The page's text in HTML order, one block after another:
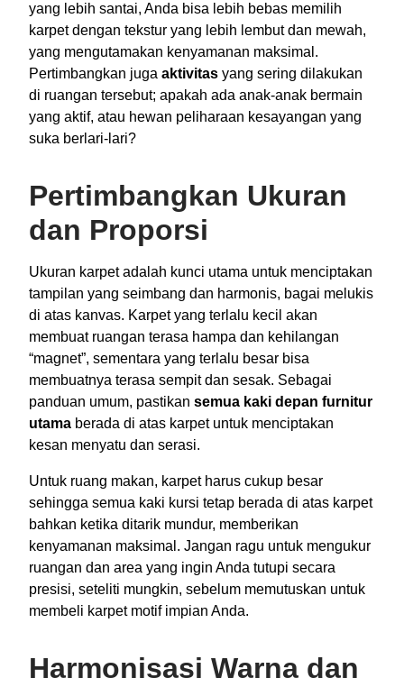
yang lebih santai, Anda bisa lebih bebas memilih
karpet dengan tekstur yang lebih lembut dan mewah,
yang mengutamakan kenyamanan maksimal.
Pertimbangkan juga aktivitas yang sering dilakukan
di ruangan tersebut; apakah ada anak-anak bermain
yang aktif, atau hewan peliharaan kesayangan yang
suka berlari-lari?
Pertimbangkan Ukuran
dan Proporsi
Ukuran karpet adalah kunci utama untuk menciptakan
tampilan yang seimbang dan harmonis, bagai melukis
di atas kanvas. Karpet yang terlalu kecil akan
membuat ruangan terasa hampa dan kehilangan
“magnet”, sementara yang terlalu besar bisa
membuatnya terasa sempit dan sesak. Sebagai
panduan umum, pastikan semua kaki depan furnitur
utama berada di atas karpet untuk menciptakan
kesan menyatu dan serasi.
Untuk ruang makan, karpet harus cukup besar
sehingga semua kaki kursi tetap berada di atas karpet
bahkan ketika ditarik mundur, memberikan
kenyamanan maksimal. Jangan ragu untuk mengukur
ruangan dan area yang ingin Anda tutupi secara
presisi, seteliti mungkin, sebelum memutuskan untuk
membeli karpet motif impian Anda.
Harmonisasi Warna dan